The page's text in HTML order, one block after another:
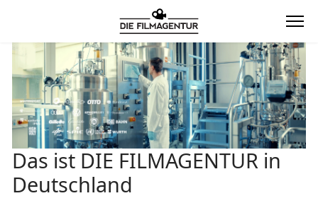
Das ist DIE FILMAGENTUR in
Deutschland